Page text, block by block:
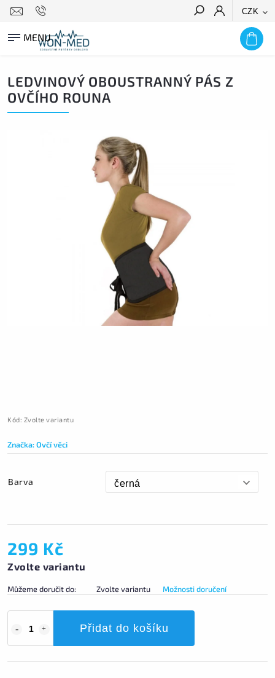
CZK
HLEDAT
LEDVINOVÝ OBOUSTRANNÝ PÁS Z
OVČÍHO ROUNA
Kód: Zvolte variantu
Značka:Ovčí věci
Barva
299 Kč
Zvolte variantu
Můžeme doručit do: Zvolte variantu Možnosti doručení
Přidat do košíku